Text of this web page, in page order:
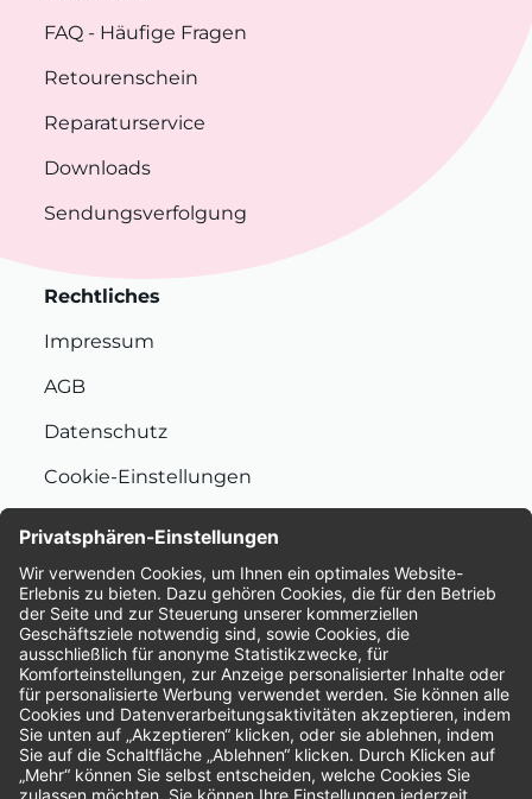
FAQ - Häufige Fragen
Retourenschein
Reparaturservice
Downloads
Sendungsverfolgung
Rechtliches
Impressum
AGB
Datenschutz
Cookie-Einstellungen
Bewertungen